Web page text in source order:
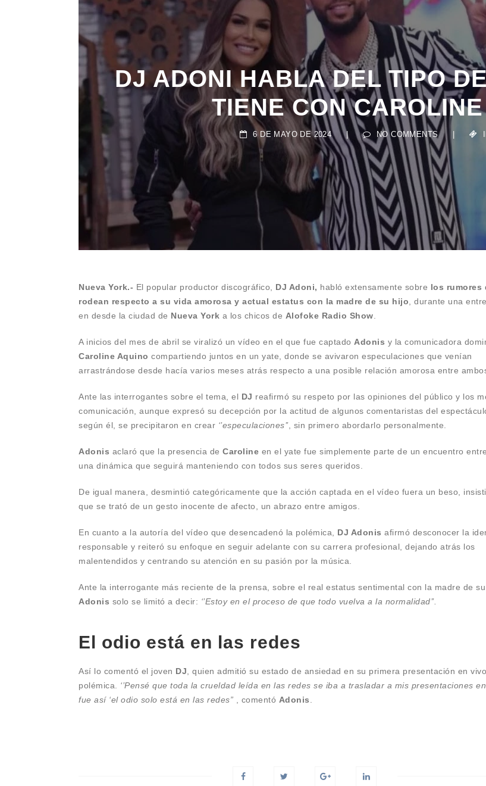
DJ ADONI HABLA DEL TIPO
TIENE CON
6 DE MAYO DE 2024 | NO COMMENTS
Nueva York.- El popular productor discográfico, DJ Adoni, habló extensamente sobre los rumores
rodean respecto a su vida amorosa y actual estatus con la madre de su hijo , durante una
en desde la ciudad de Nueva York a los chicos de Alofoke Radio Show
A inicios del mes de abril se viralizó un vídeo en el que fue captado Adonis y la comunicadora
Caroline Aquino compartiendo juntos en un yate, donde se avivaron especulaciones que venían
arrastrándose desde hacía varios meses atrás respecto a una posible relación amorosa entre
Ante las interrogantes sobre el tema, el DJ reafirmó su respeto por las opiniones del público y los
comunicación, aunque expresó su decepción por la actitud de algunos comentaristas del
según él, se precipitaron en crear ‘’especulaciones’’, sin primero abordarlo personalmente.
Adonis aclaró que la presencia de Caroline en el yate fue simplemente parte de un encuentro
una dinámica que seguirá manteniendo con todos sus seres queridos.
De igual manera, desmintió categóricamente que la acción captada en el vídeo fuera un beso,
que se trató de un gesto inocente de afecto, un abrazo entre amigos.
En cuanto a la autoría del vídeo que desencadenó la polémica, DJ Adonis afirmó desconocer la
responsable y reiteró su enfoque en seguir adelante con su carrera profesional, dejando atrás los
malentendidos y centrando su atención en su pasión por la música.
Ante la interrogante más reciente de la prensa, sobre el real estatus sentimental con la madre de su
Adonis solo se limitó a decir: ‘’Estoy en el proceso de que todo vuelva a la normalidad’’.
El odio está en las redes
Así lo comentó el joven DJ , quien admitió su estado de ansiedad en su primera presentación en
polémica. ‘’Pensé que toda la crueldad leída en las redes se iba a trasladar a mis presentaciones
fue así ‘el odio solo está en las redes”
, comentó Adonis